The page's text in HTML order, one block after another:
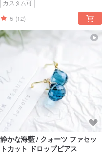
カスタム可
5 (12)
静かな海藍 / クォーツ ファセッ
トカット ドロップピアス